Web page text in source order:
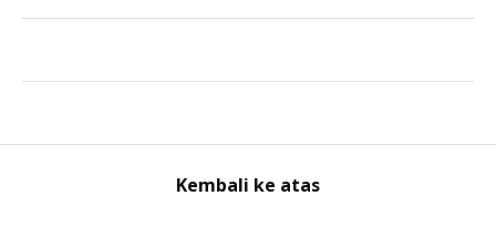
Kembali ke atas